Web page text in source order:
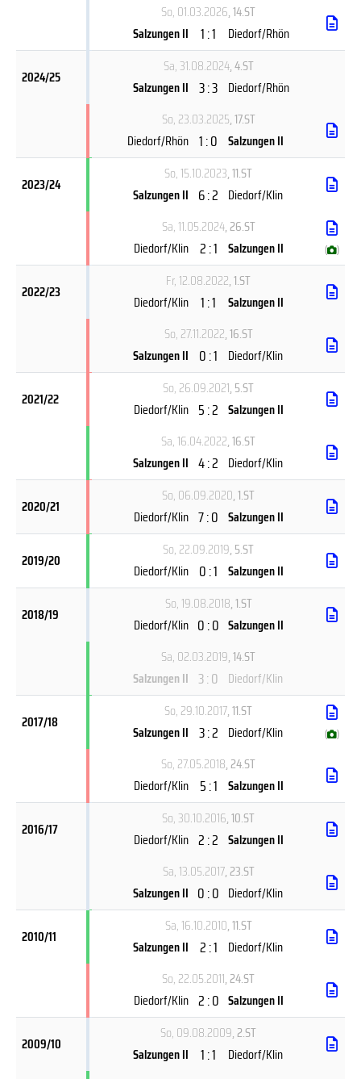
So, 01.03.2026, 14.ST
Salzungen II
1 : 1 Diedorf/Rhön
2024/25
Sa, 31.08.2024, 4.ST
Salzungen II 3 : 3 Diedorf/Rhön
So, 23.03.2025, 17.ST
Diedorf/Rhön 1 : 0 Salzungen II
2023/24
So, 15.10.2023, 11.ST
Salzungen II 6 : 2 Diedorf/Klin
Sa, 11.05.2024, 26.ST
Diedorf/Klin 2 : 1 Salzungen II ( )
2022/23
Fr, 12.08.2022, 1.ST
Diedorf/Klin 1 : 1
Salzungen II
So, 27.11.2022, 16.ST
Salzungen II 0 : 1 Diedorf/Klin
2021/22
So, 26.09.2021, 5.ST
Diedorf/Klin 5 : 2 Salzungen II
Sa, 16.04.2022, 16.ST
Salzungen II 4 : 2 Diedorf/Klin
2020/21
So, 06.09.2020, 1.ST
Diedorf/Klin 7 : 0 Salzungen II
2019/20
So, 22.09.2019, 5.ST
Diedorf/Klin 0 : 1 Salzungen II
2018/19
So, 19.08.2018, 1.ST
Diedorf/Klin 0 : 0 Salzungen II
Sa, 02.03.2019, 14.ST
Salzungen II 3 : 0 Diedorf/Klin
2017/18
So, 29.10.2017, 11.ST
Salzungen II 3 : 2 Diedorf/Klin ( )
So, 27.05.2018, 24.ST
Diedorf/Klin 5 : 1 Salzungen II
2016/17
So, 30.10.2016, 10.ST
Diedorf/Klin 2 : 2 Salzungen II
Sa, 13.05.2017, 23.ST
Salzungen II 0 : 0 Diedorf/Klin
2010/11
Sa, 16.10.2010, 11.ST
Salzungen II 2 : 1 Diedorf/Klin
So, 22.05.2011, 24.ST
Diedorf/Klin 2 : 0 Salzungen II
2009/10
So, 09.08.2009, 2.ST
Salzungen II
1 : 1
Diedorf/Klin